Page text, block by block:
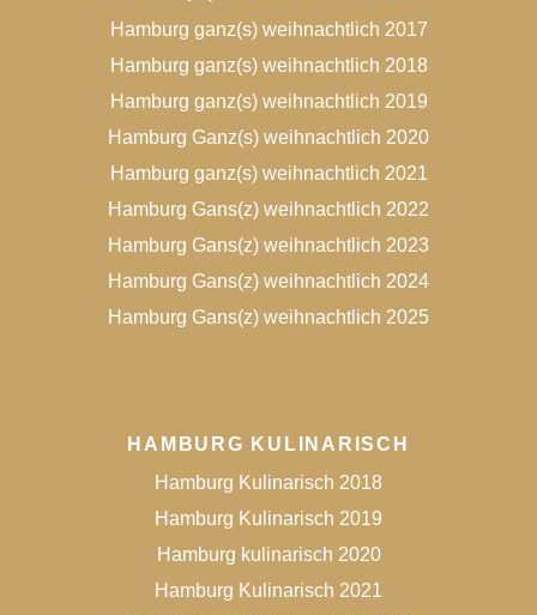
Hamburg ganz(s) weihnachtlich 2017
Hamburg ganz(s) weihnachtlich 2018
Hamburg ganz(s) weihnachtlich 2019
Hamburg Ganz(s) weihnachtlich 2020
Hamburg ganz(s) weihnachtlich 2021
Hamburg Gans(z) weihnachtlich 2022
Hamburg Gans(z) weihnachtlich 2023
Hamburg Gans(z) weihnachtlich 2024
Hamburg Gans(z) weihnachtlich 2025
HAMBURG KULINARISCH
Hamburg Kulinarisch 2018
Hamburg Kulinarisch 2019
Hamburg kulinarisch 2020
Hamburg Kulinarisch 2021